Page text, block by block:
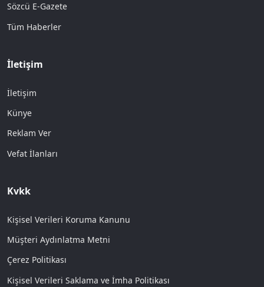
Sözcü E-Gazete
Tüm Haberler
İletişim
İletişim
Künye
Reklam Ver
Vefat İlanları
Kvkk
Kişisel Verileri Koruma Kanunu
Müşteri Aydınlatma Metni
Çerez Politikası
Kişisel Verileri Saklama ve İmha Politikası